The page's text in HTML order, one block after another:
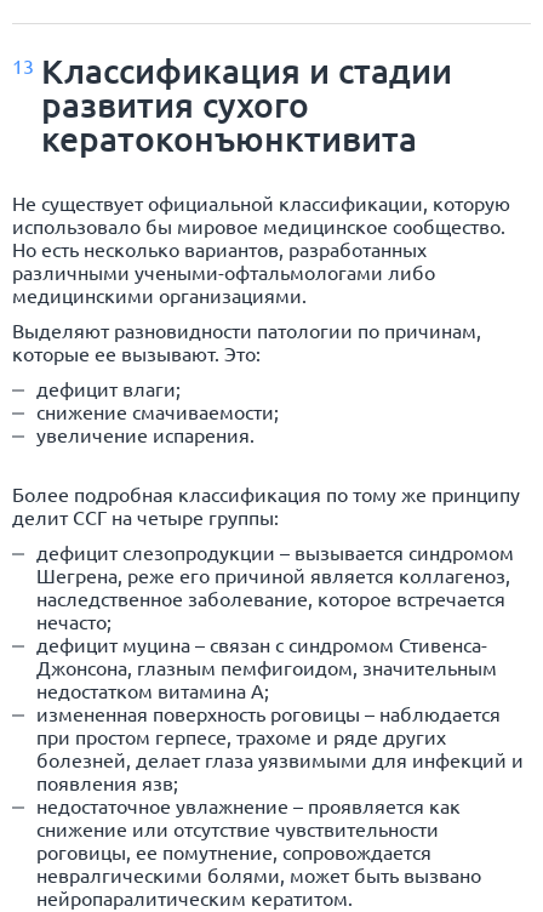
13 Классификация и стадии
развития сухого
кератоконъюнктивита
Не существует официальной классификации, которую
использовало бы мировое медицинское сообщество.
Но есть несколько вариантов, разработанных
различными учеными-офтальмологами либо
медицинскими организациями.
Выделяют разновидности патологии по причинам,
которые ее вызывают. Это:
дефицит влаги;
снижение смачиваемости;
увеличение испарения.
Более подробная классификация по тому же принципу
делит ССГ на четыре группы:
дефицит слезопродукции – вызывается синдромом
Шегрена, реже его причиной является коллагеноз,
наследственное заболевание, которое встречается
нечасто;
дефицит муцина – связан с синдромом Стивенса-
Джонсона, глазным пемфигоидом, значительным
недостатком витамина A;
измененная поверхность роговицы – наблюдается
при простом герпесе, трахоме и ряде других
болезней, делает глаза уязвимыми для инфекций и
появления язв;
недостаточное увлажнение – проявляется как
снижение или отсутствие чувствительности
роговицы, ее помутнение, сопровождается
невралгическими болями, может быть вызвано
нейропаралитическим кератитом.